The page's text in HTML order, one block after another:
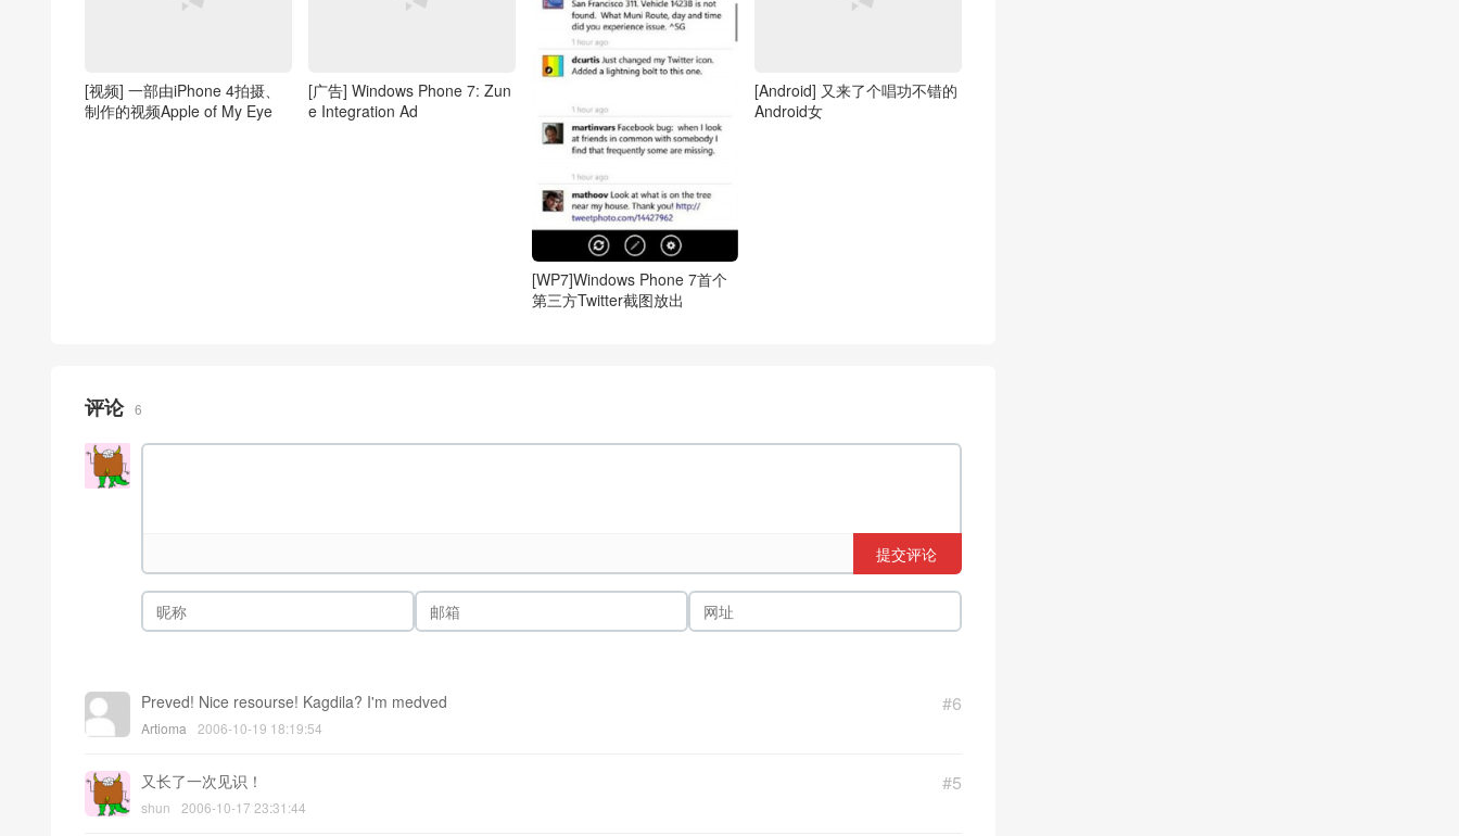
[视频] 一部由iPhone 4拍摄、
制作的视频Apple of My Eye
[广告] Windows Phone 7: Zun
e Integration Ad
[WP7]Windows Phone 7首个
第三方Twitter截图放出
[Android] 又来了个唱功不错的
Android女
评论 6
提交评论
#6
Preved! Nice resourse! Kagdila? I'm medved
Artioma 2006-10-19 18:19:54
#5
又长了一次见识！
shun 2006-10-17 23:31:44